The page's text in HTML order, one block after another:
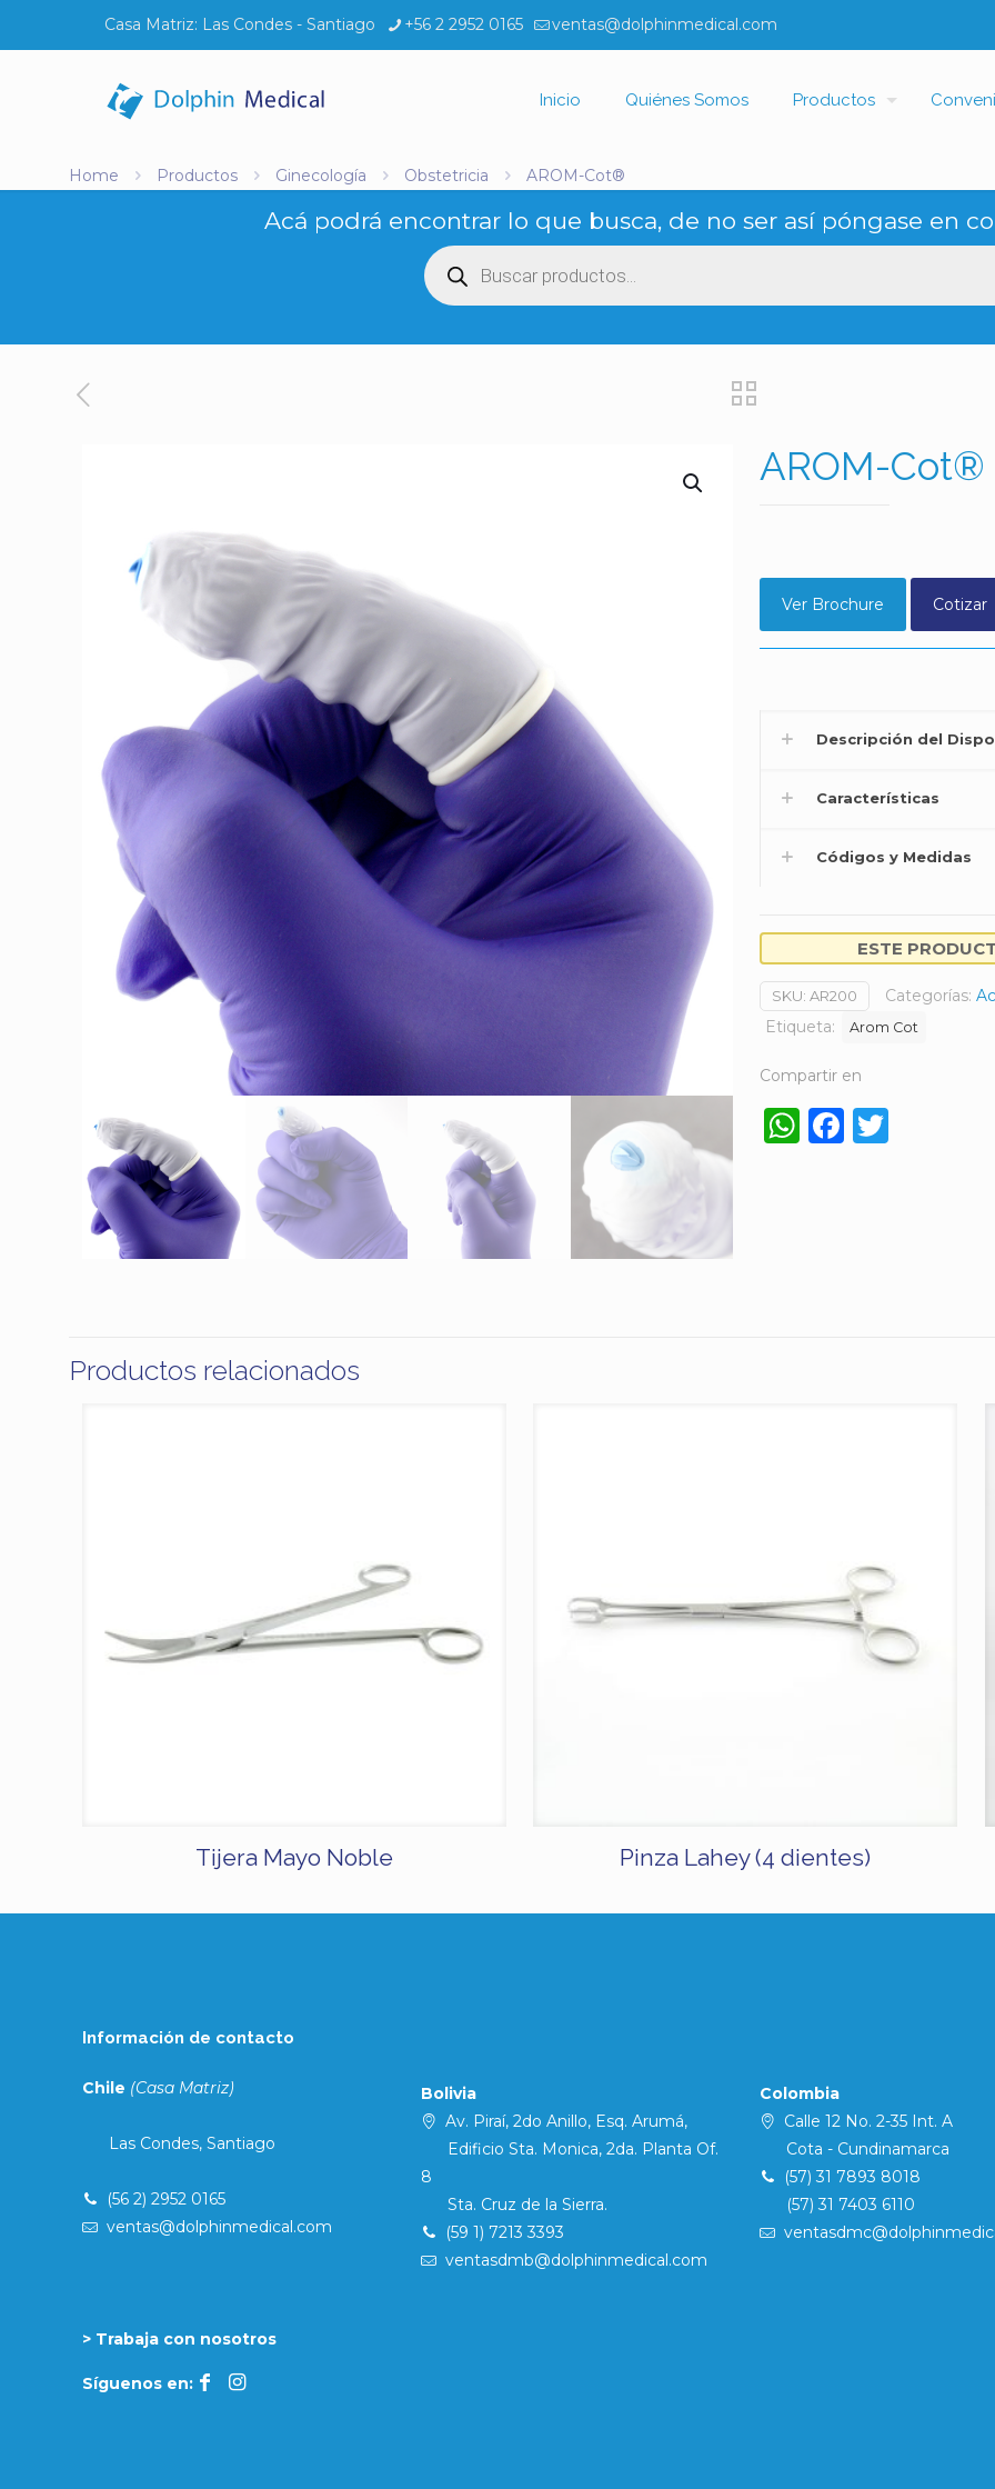
Casa Matriz: Las Condes - Santiago +56 2 2952 0165 ventas@dolphinmedical.com
Inicio Quiénes Somos Productos
Home Productos Ginecología Obstetricia AROM-Cot®
Acá podrá encontrar lo que busca, de no ser así póngase en
Búsqueda
de
productos
AROM-Cot®
Ver Brochure Cotizar
Descripción del
Características
Códigos y Medidas
ESTE
SKU: AR200 Categorías:
Etiqueta:
Arom Cot
Compartir en
WhatsApp
Facebook
Productos relacionados
Tijera Mayo Noble Pinza Lahey (4 dientes)
Información de contacto
Chile (Casa Matriz)
Las Condes, Santiago
(56 2) 2952 0165
ventas@dolphinmedical.com
> Trabaja con nosotros
Síguenos en:
Bolivia
Av. Piraí, 2do Anillo, Esq. Arumá,
Edificio Sta. Monica, 2da. Planta Of.
8
Sta. Cruz de la Sierra.
(59 1) 7213 3393
ventasdmb@dolphinmedical.com
Colombia
Calle 12 No. 2-35 Int. A
Cota - Cundinamarca
(57) 31 7893 8018
(57) 31 7403 6110